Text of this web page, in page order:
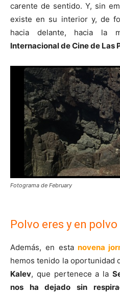
carente de sentido. Y, sin
existe en su interior y, de
hacia delante, hacia la
Internacional de Cine de Las
Fotograma de February
Polvo eres y en
Además, en estanovena
hemos tenido la oportunidad
Kalev, que pertenece a la
nos ha dejado sin